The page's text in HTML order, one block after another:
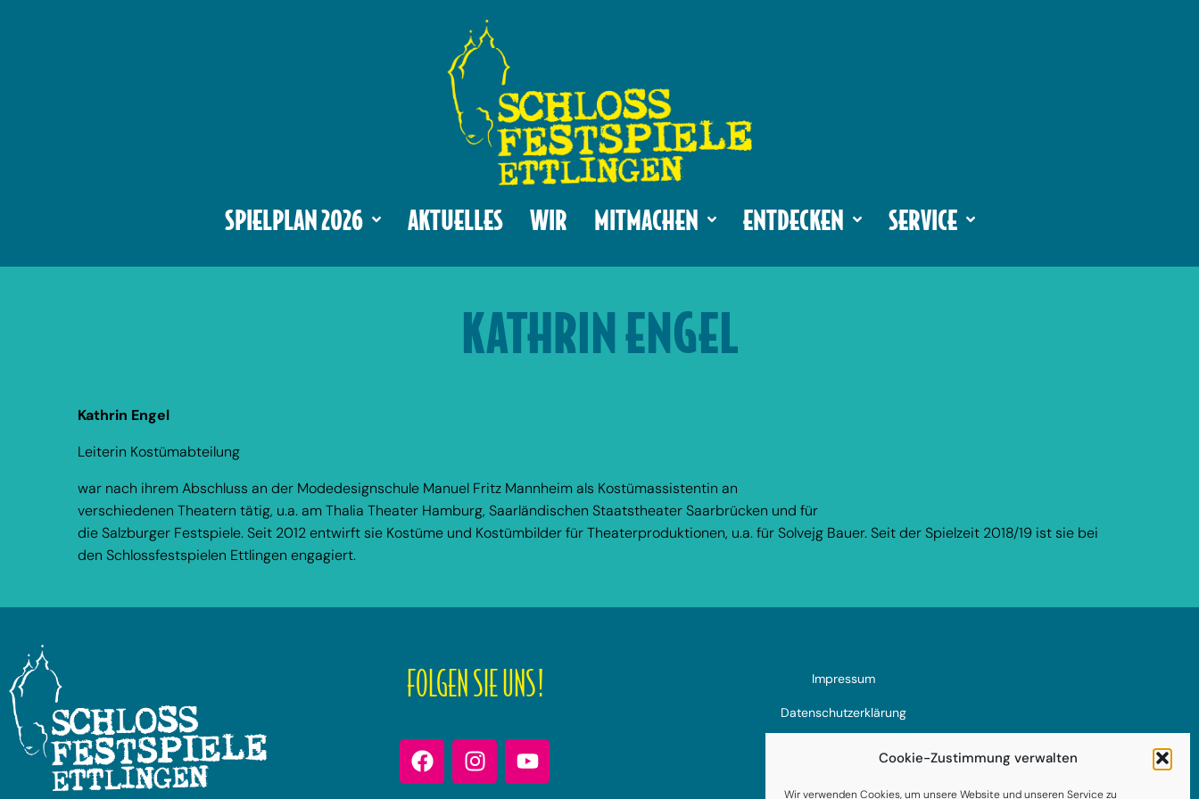
Cookie-Zustimmung verwalten
Wir verwenden Cookies, um unsere Website und unseren Service zu
SPIELPLAN 2026 AKTUELLES WIR MITMACHEN ENTDECKEN SERVICE
KATHRIN ENGEL
Kathrin Engel
Leiterin Kostümabteilung
war nach ihrem Abschluss an der Modedesignschule Manuel Fritz Mannheim als Kostümassistentin an
verschiedenen Theatern tätig, u.a. am Thalia Theater Hamburg, Saarländischen Staatstheater Saarbrücken und für
die Salzburger Festspiele. Seit 2012 entwirft sie Kostüme und Kostümbilder für Theaterproduktionen, u.a. für Solvejg Bauer. Seit der Spielzeit 2018/19 ist sie bei
den Schlossfestspielen Ettlingen engagiert.
FOLGEN SIE UNS! Impressum
Datenschutzerklärung